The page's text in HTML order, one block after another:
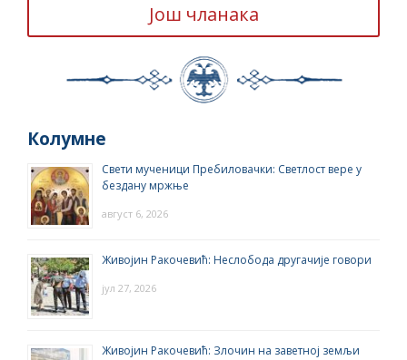
Још чланака
Колумне
Свети мученици Пребиловачки: Светлост вере у
бездану мржње
август 6, 2026
Живојин Ракочевић: Неслобода другачије говори
јул 27, 2026
Живојин Ракочевић: Злочин на заветној земљи